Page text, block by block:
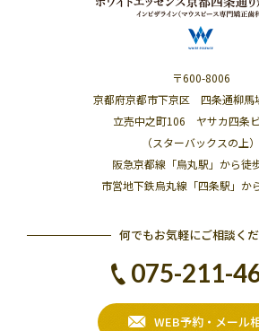
〒600-8006
京都府京都市下京区 四条通柳馬
立売中之町106 ヤサカ四条
（スターバックスの上）
阪急京都線「烏丸駅」から徒
市営地下鉄烏丸線「四条駅」か
何でもお気軽にご相談く
075-211-
WEB予約・メール